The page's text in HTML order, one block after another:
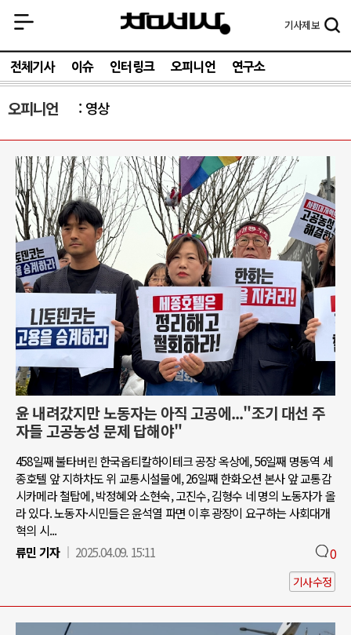
기사제보
전체기사 이슈 인터링크 오피니언 연구소
오피니언 영상
윤 내려갔지만 노동자는 아직 고공에..."조기 대선 주
자들 고공농성 문제 답해야"
458일째 불타버린 한국옵티칼하이테크 공장 옥상에, 56일째 명동역 세
종호텔 앞 지하차도 위 교통시설물에, 26일째 한화오션 본사 앞 교통감
시카메라 철탑에, 박정혜와 소현숙, 고진수, 김형수 네 명의 노동자가 올
라 있다. 노동자·시민들은 윤석열 파면 이후 광장이 요구하는 사회대개
혁의 시...
류민 기자
2025.04.09. 15:11 0
기사수정